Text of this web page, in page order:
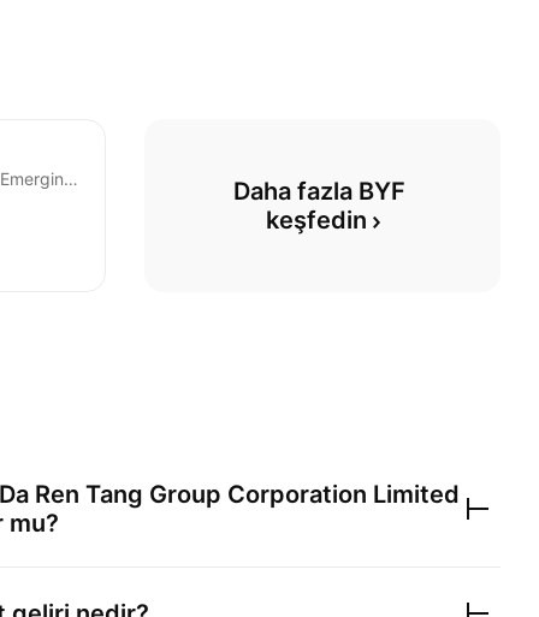
State Street SPDR S&P Emerging Markets Carbon Aware ETF
Daha fazla BYF
keşfedin
Ren Tang Group Corporation Limited
mu?